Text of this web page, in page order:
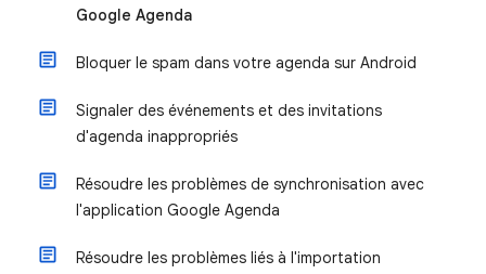
Google Agenda
Bloquer le spam dans votre agenda sur Android
Signaler des événements et des invitations
d'agenda inappropriés
Résoudre les problèmes de synchronisation avec
l'application Google Agenda
Résoudre les problèmes liés à l'importation